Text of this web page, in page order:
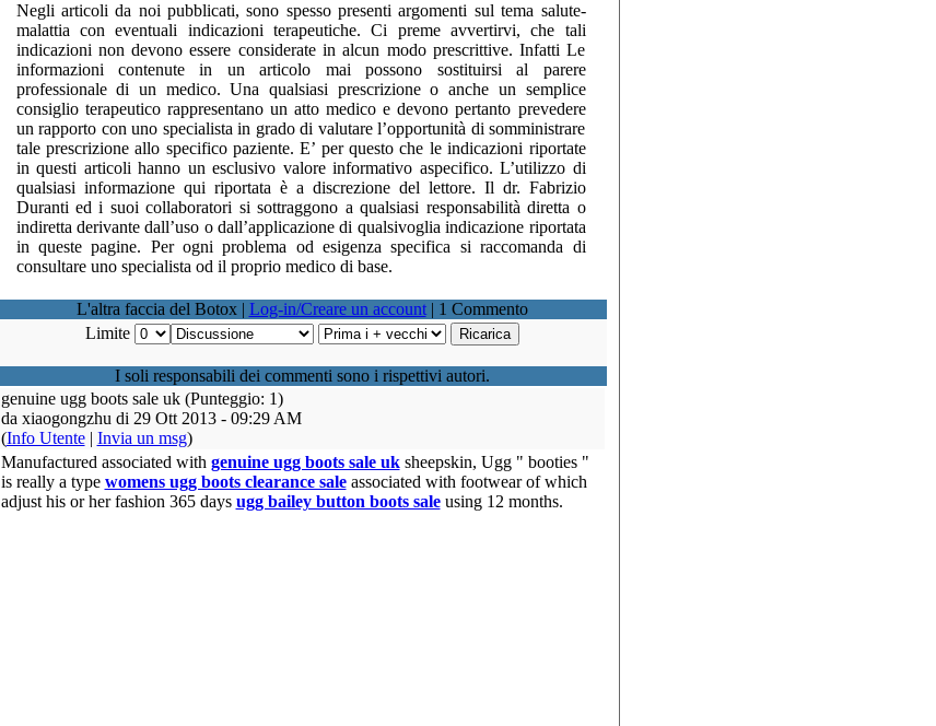
Negli articoli da noi pubblicati, sono spesso presenti argomenti sul tema salute-
malattia con eventuali indicazioni terapeutiche. Ci preme avvertirvi, che tali
indicazioni non devono essere considerate in alcun modo prescrittive. Infatti Le
informazioni contenute in un articolo mai possono sostituirsi al parere
professionale di un medico. Una qualsiasi prescrizione o anche un semplice
consiglio terapeutico rappresentano un atto medico e devono pertanto prevedere
un rapporto con uno specialista in grado di valutare l’opportunità di somministrare
tale prescrizione allo specifico paziente. E’ per questo che le indicazioni riportate
in questi articoli hanno un esclusivo valore informativo aspecifico. L’utilizzo di
qualsiasi informazione qui riportata è a discrezione del lettore. Il dr. Fabrizio
Duranti ed i suoi collaboratori si sottraggono a qualsiasi responsabilità diretta o
indiretta derivante dall’uso o dall’applicazione di qualsivoglia indicazione riportata
in queste pagine. Per ogni problema od esigenza specifica si raccomanda di
consultare uno specialista od il proprio medico di base.
L'altra faccia del Botox| Log-in/Creare un account| 1 Commento
Limite
I soli responsabili dei commenti sono i rispettivi autori.
genuine ugg boots sale uk (Punteggio: 1)
da xiaogongzhu di 29 Ott 2013 - 09:29 AM
(Info Utente| Invia un msg)
Manufactured associated with genuine ugg boots sale uksheepskin, Ugg " booties "
is really a type womens ugg boots clearance saleassociated with footwear of which
adjust his or her fashion 365 days ugg bailey button boots saleusing 12 months.